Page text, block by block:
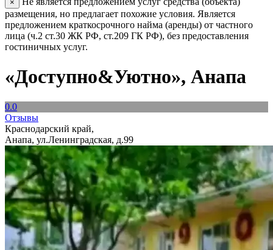
×
размещения, но предлагает похожие условия. Является
предложением краткосрочного найма (аренды) от частного
лица (ч.2 ст.30 ЖК РФ, ст.209 ГК РФ), без предоставления
гостиничных услуг.
«Доступно&Уютно», Анапа
0.0
Отзывы
Краснодарский край,
Анапа, ул.Ленинградская, д.99